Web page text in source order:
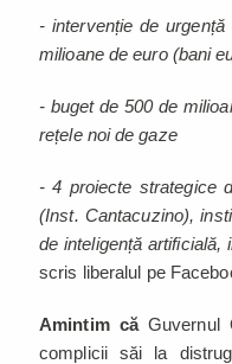
- intervenție de
milioane de euro (bani
- buget de 500 de
rețele noi de gaze
- 4 proiecte strategice
(Inst. Cantacuzino),
de inteligență artificială,
scris liberalul pe
Amintim căGuvernul
complicii săi la